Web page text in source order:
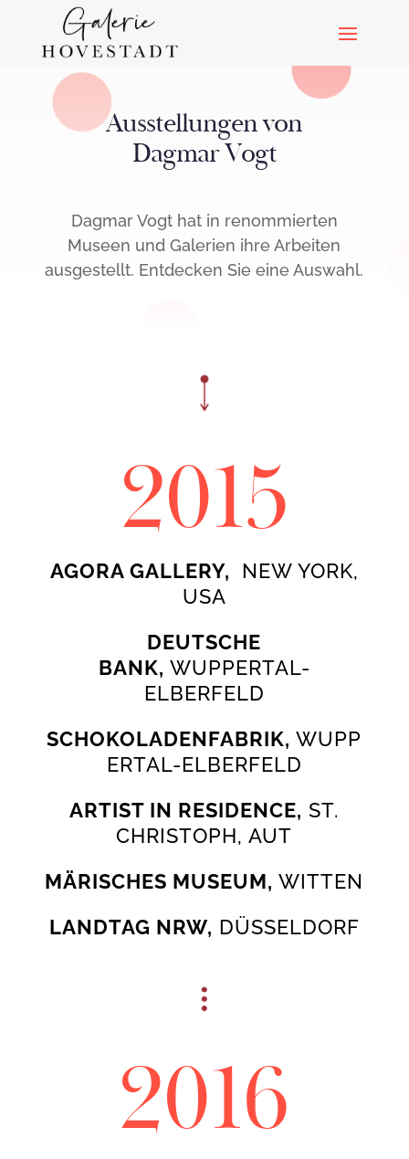
Ausstellungen von
Dagmar Vogt
Dagmar Vogt hat in renommierten
Museen und Galerien ihre Arbeiten
ausgestellt. Entdecken Sie eine Auswahl.
2015
AGORA GALLERY,
NEW YORK,
USA
DEUTSCHE
BANK, WUPPERTAL-
ELBERFELD
SCHOKOLADENFABRIK,WUPP
ERTAL-ELBERFELD
ARTIST IN RESIDENCE, ST.
CHRISTOPH, AUT
MÄRISCHES MUSEUM,WITTEN
LANDTAG NRW, DÜSSELDORF
2016